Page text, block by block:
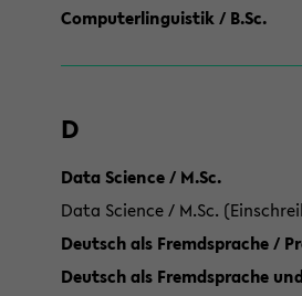
Computerlinguistik / B.Sc.
D
Data Science / M.Sc.
Data Science / M.Sc.
Deutsch als Fremdsprache /
Deutsch als Fremdsprache